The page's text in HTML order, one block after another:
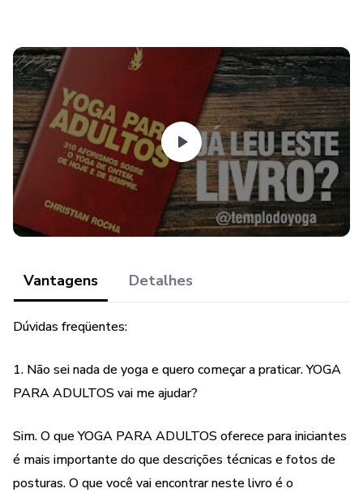
Vantagens Detalhes
Dúvidas freqüentes:
1. Não sei nada de yoga e quero começar a praticar. YOGA
PARA ADULTOS vai me ajudar?
Sim. O que YOGA PARA ADULTOS oferece para iniciantes
é mais importante do que descrições técnicas e fotos de
posturas. O que você vai encontrar neste livro é o